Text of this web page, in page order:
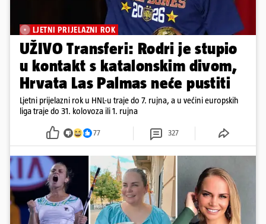
LJETNI PRIJELAZNI ROK
UŽIVO Transferi: Rodri je stupio
u kontakt s katalonskim divom,
Hrvata Las Palmas neće pustiti
Ljetni prijelazni rok u HNL-u traje do 7. rujna, a u većini europskih
liga traje do 31. kolovoza ili 1. rujna
77 327